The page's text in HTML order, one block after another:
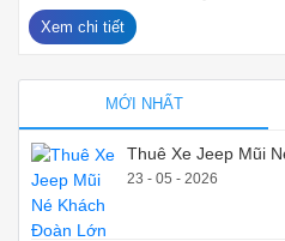
Xem chi tiết
MỚI NHẤT
Thuê Xe Jeep Mũi
23 - 05 - 2026